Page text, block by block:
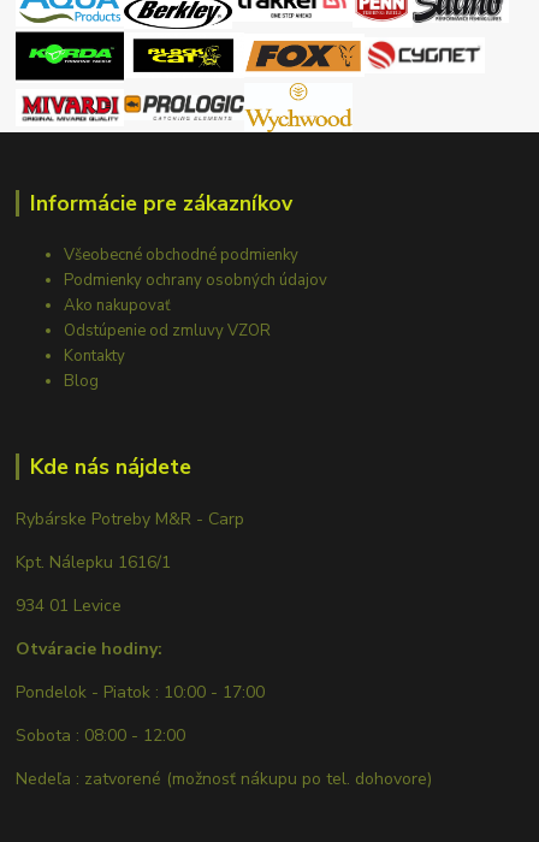
Informácie pre zákazníkov
Všeobecné obchodné podmienky
Podmienky ochrany osobných údajov
Ako nakupovať
Odstúpenie od zmluvy VZOR
Kontakty
Blog
Kde nás nájdete
Rybárske Potreby M&R - Carp
Kpt. Nálepku 1616/1
934 01 Levice
Otváracie hodiny:
Pondelok - Piatok : 10:00 - 17:00
Sobota : 08:00 - 12:00
Nedeľa : zatvorené (možnosť nákupu po tel. dohovore)